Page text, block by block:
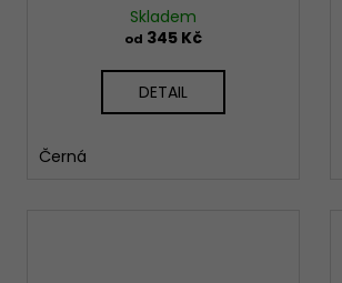
Skladem
od 345 Kč
DETAIL
Černá